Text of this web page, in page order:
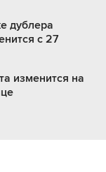
дублера
с 27
изменится на